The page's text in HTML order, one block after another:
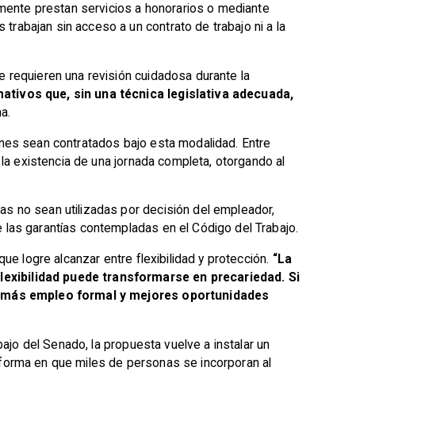
prestan servicios a honorarios o mediante
sin acceso a un contrato de trabajo ni a la
una revisión cuidadosa durante la
que, sin una técnica legislativa adecuada,
sean contratados bajo esta modalidad. Entre
existencia de una jornada completa, otorgando al
no sean utilizadas por decisión del empleador,
garantías contempladas en el Código del Trabajo.
logre alcanzar entre flexibilidad y protección. “La
puede transformarse en precariedad. Si
empleo formal y mejores oportunidades
del Senado, la propuesta vuelve a instalar un
en que miles de personas se incorporan al